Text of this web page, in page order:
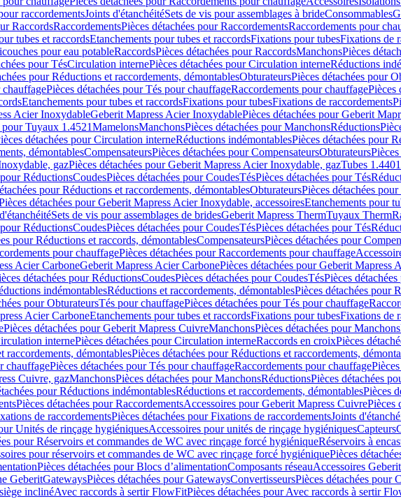
raccordementsJoints d'étanchéitéSets de vis pour assemblages à brideConsommables
RaccordsRaccordementsPièces détachées pour RaccordementsRaccordements pour
tubes et raccordsEtanchements pour tubes et raccordsFixations pour tubesFixations de
pour eau potableRaccordsPièces détachées pour RaccordsManchonsPièces
pour TésCirculation internePièces détachées pour Circulation interneRéductions
pour Réductions et raccordements, démontablesObturateursPièces détachées pour
Pièces détachées pour Tés pour chauffageRaccordements pour chauffagePièces
Etanchements pour tubes et raccordsFixations pour tubesFixations de raccordements
Acier InoxydableGeberit Mapress Acier InoxydablePièces détachées pour Geberit
pour Tuyaux 1.4521MamelonsManchonsPièces détachées pour ManchonsRéductions
détachées pour Circulation interneRéductions indémontablesPièces détachées pour
démontablesCompensateursPièces détachées pour CompensateursObturateurs
gazPièces détachées pour Geberit Mapress Acier Inoxydable, gazTubes 1.4401
RéductionsCoudesPièces détachées pour CoudesTésPièces détachées pour Tés
pour Réductions et raccordements, démontablesObturateursPièces détachées
détachées pour Geberit Mapress Acier Inoxydable, accessoiresEtanchements pour
Sets de vis pour assemblages de bridesGeberit Mapress ThermTuyaux Therm
RéductionsCoudesPièces détachées pour CoudesTésPièces détachées pour Tés
pour Réductions et raccords, démontablesCompensateursPièces détachées pour
pour chauffagePièces détachées pour Raccordements pour chauffage
Acier CarboneGeberit Mapress Acier CarbonePièces détachées pour Geberit Mapress
détachées pour RéductionsCoudesPièces détachées pour CoudesTésPièces
indémontablesRéductions et raccordements, démontablesPièces détachées pour
pour ObturateursTés pour chauffagePièces détachées pour Tés pour chauffage
Acier CarboneEtanchements pour tubes et raccordsFixations pour tubesFixations de
Pièces détachées pour Geberit Mapress CuivreManchonsPièces détachées pour Manchons
internePièces détachées pour Circulation interneRaccords en croixPièces
raccordements, démontablesPièces détachées pour Réductions et raccordements,
chauffagePièces détachées pour Tés pour chauffageRaccordements pour chauffage
Cuivre, gazManchonsPièces détachées pour ManchonsRéductionsPièces détachées
pour Réductions indémontablesRéductions et raccordements, démontablesPièces
Pièces détachées pour RaccordementsAccessoires pour Geberit Mapress CuivrePièces
de raccordementsPièces détachées pour Fixations de raccordementsJoints
Unités de rinçage hygiéniquesAccessoires pour unités de rinçage hygiéniquesCapteurs
pour Réservoirs et commandes de WC avec rinçage forcé hygiéniqueRéservoirs à
pour réservoirs et commandes de WC avec rinçage forcé hygiéniquePièces
Pièces détachées pour Blocs d’alimentationComposants réseauAccessoires
GeberitGatewaysPièces détachées pour GatewaysConvertisseursPièces détachées pour
inclinéAvec raccords à sertir FlowFitPièces détachées pour Avec raccords à sertir